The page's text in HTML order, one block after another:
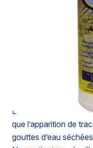
330M
SHAMPOOING
SÉCHANT
Doté de propriétés
«déperlant» et
Evite les
que l’apparition de
gouttes d’eau